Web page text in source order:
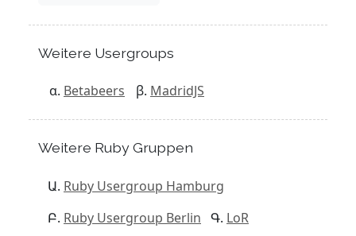
Weitere Usergroups
Betabeers MadridJS
Weitere Ruby Gruppen
Ruby Usergroup Hamburg
Ruby Usergroup Berlin
LoR